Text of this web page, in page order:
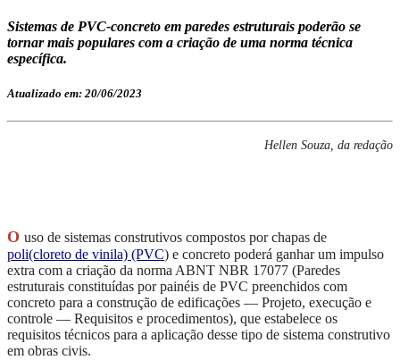
Sistemas de PVC-concreto em paredes estruturais poderão se
tornar mais populares com a criação de uma norma técnica
específica.
Atualizado em: 20/06/2023
Hellen Souza, da redação
O uso de sistemas construtivos compostos por chapas de
poli(cloreto de vinila) (PVC) e concreto poderá ganhar um impulso
extra com a criação da norma ABNT NBR 17077 (Paredes
estruturais constituídas por painéis de PVC preenchidos com
concreto para a construção de edificações — Projeto, execução e
controle — Requisitos e procedimentos), que estabelece os
requisitos técnicos para a aplicação desse tipo de sistema construtivo
em obras civis.